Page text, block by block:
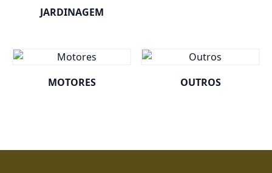
JARDINAGEM
MOTORES OUTROS